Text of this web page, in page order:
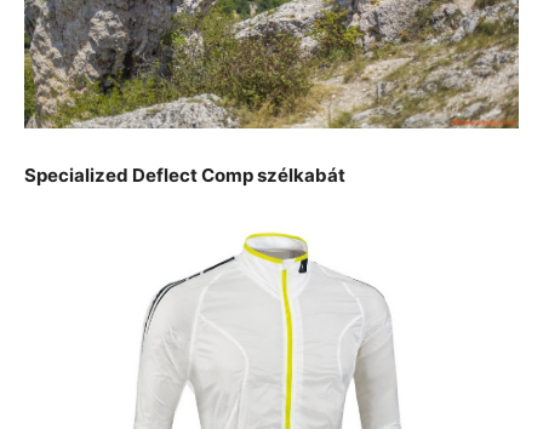
Specialized Deflect Comp szélkabát